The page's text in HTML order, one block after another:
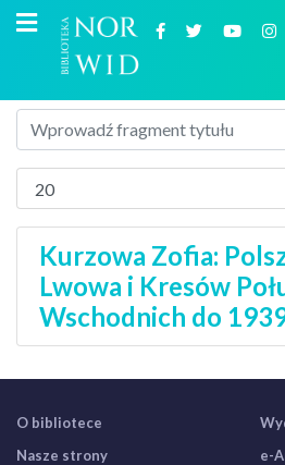
Kurzowa Zofia:
Lwowa i Kresów
Wschodnich do
O bibliotece
Nasze strony
e-